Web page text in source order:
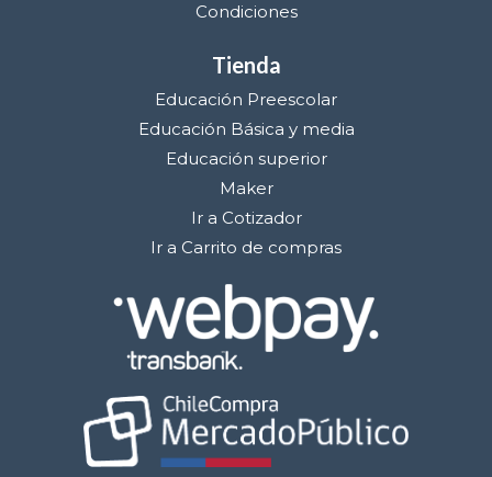
Condiciones
Tienda
Educación Preescolar
Educación Básica y media
Educación superior
Maker
Ir a Cotizador
Ir a Carrito de compras